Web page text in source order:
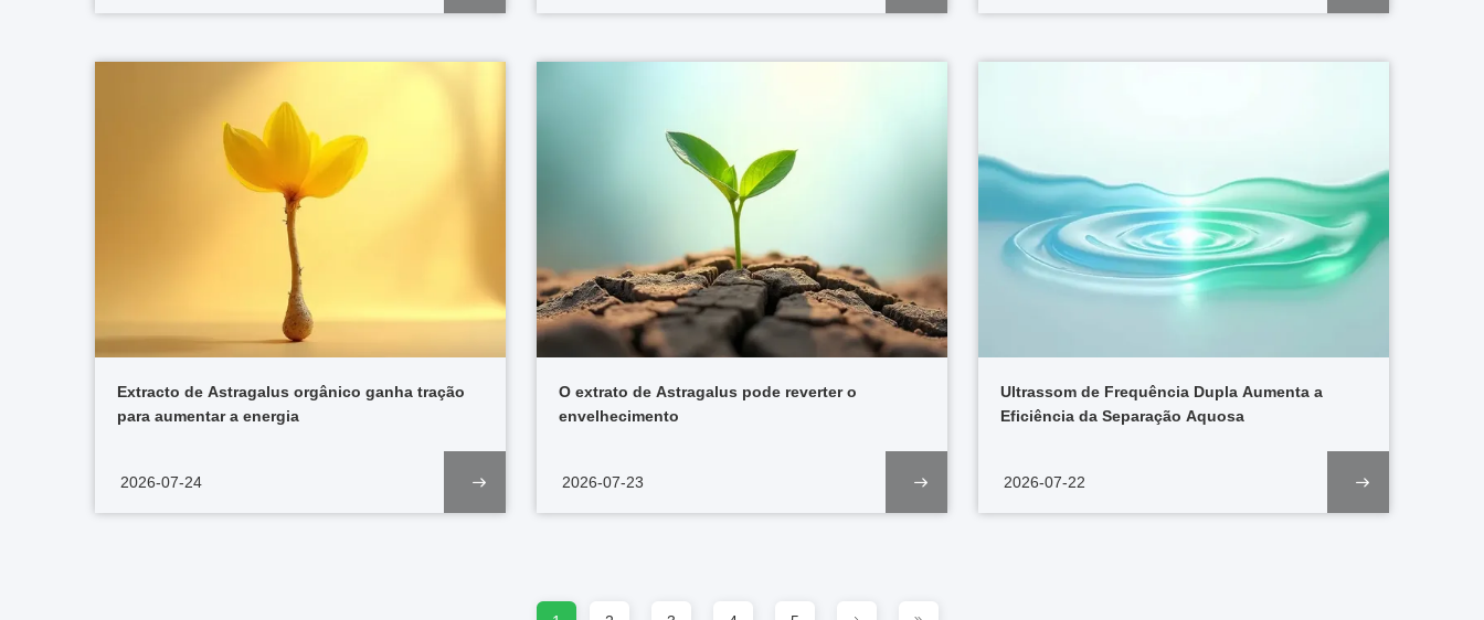
Extracto de Astragalus orgânico ganha tração
para aumentar a energia
2026-07-24
O extrato de Astragalus pode reverter o
envelhecimento
2026-07-23
Ultrassom de Frequência Dupla Aumenta a
Eficiência da Separação Aquosa
2026-07-22